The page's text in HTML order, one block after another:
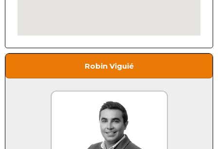
Robin Viguié